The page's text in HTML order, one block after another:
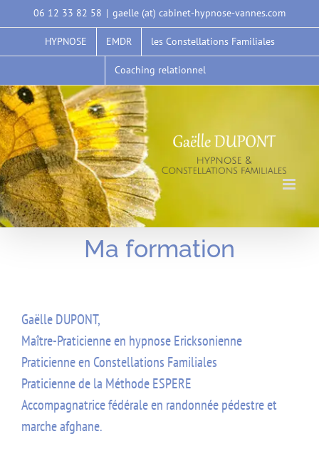
Passer
au
06 12 33 82 58 | gaelle (at) cabinet-hypnose-vannes.com
HYPNOSE EMDR les Constellations Familiales
Coaching relationnel
Ma formation
Gaëlle DUPONT,
Maître-Praticienne en hypnose Ericksonienne
Praticienne en Constellations Familiales
Praticienne de la Méthode ESPERE
Accompagnatrice fédérale en randonnée pédestre et
marche afghane.